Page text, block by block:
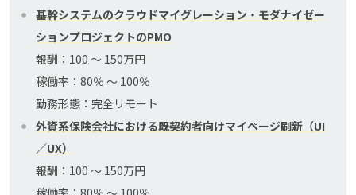
基幹システムのクラウドマイグレーション・モダナイゼー
ションプロジェクトのPMO
報酬：100 〜 150万円
稼働率：80％ 〜 100％
勤務形態：完全リモート
外資系保険会社における既契約者向けマイページ刷新（UI
／UX）
報酬：100 〜 150万円